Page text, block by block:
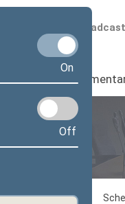
On
Off
Scheduled
Seimas I
Plenary sittings